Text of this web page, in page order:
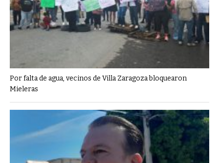
Por falta de agua, vecinos de Villa Zaragoza bloquearon
Mieleras